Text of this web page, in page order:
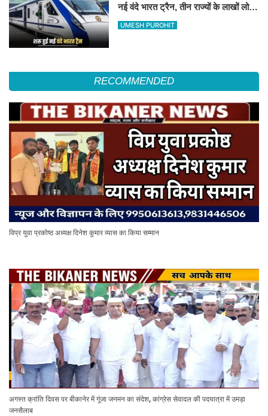
नई वंदे भारत ट्रैन, तीन राज्यों के लाखों लोगों
का सफर होगा आसान, देखें पूरा रूटमैप
UMESH PUROHIT
RECOMMENDED
विप्र युवा प्रकोष्ठ अध्यक्ष दिनेश कुमार व्यास का किया सम्मान
अगस्त क्रांति दिवस पर बीकानेर में गूंजा जनमन का संदेश, कांग्रेस सेवादल की पदयात्रा में उमड़ा
जनसैलाब